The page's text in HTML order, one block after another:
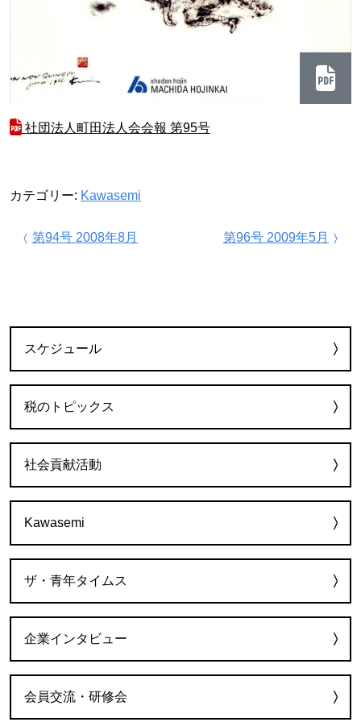
社団法人町田法人会会報 第95号
カテゴリー: Kawasemi
投稿ナビゲーション
第94号 2008年8月 第96号 2009年5月
スケジュール
税のトピックス
社会貢献活動
Kawasemi
ザ・青年タイムス
企業インタビュー
会員交流・研修会